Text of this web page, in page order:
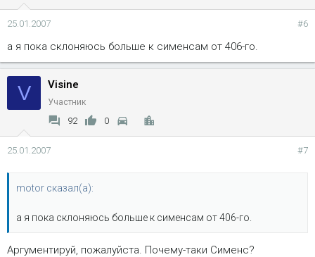
25.01.2007 #6
а я пока склоняюсь больше к сименсам от 406-го.
V Visine
Участник
92 0
25.01.2007 #7
motor сказал(а):
а я пока склоняюсь больше к сименсам от 406-го.
Аргументируй, пожалуйста. Почему-таки Сименс?